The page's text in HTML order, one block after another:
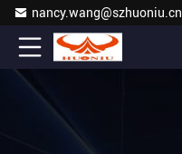
nancy.wang@szhuoniu.cn